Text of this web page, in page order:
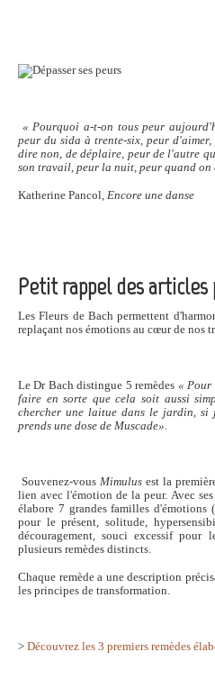
« Pourquoi a-t-on tous peur
peur du sida à trente-six, peur
dire non, de déplaire, peur de l'autre
son travail, peur la nuit, peur quand on
Katherine Pancol, Encore une danse
Petit rappel des articles
Les Fleurs de Bach permettent
replaçant nos émotions au cœur de nos
Le Dr Bach distingue 5 remèdes «
faire en sorte que cela soit aussi
chercher une laitue dans le jardin, si
prends une dose de Muscade».
Souvenez-vous Mimulus est la
lien avec l'émotion de la peur. Avec
élabore 7 grandes familles d'émotions
pour le présent, solitude,
découragement, souci excessif pour
plusieurs remèdes distincts.
Chaque remède a une description
les principes de transformation.
> Découvrez les 3 premiers remèdes